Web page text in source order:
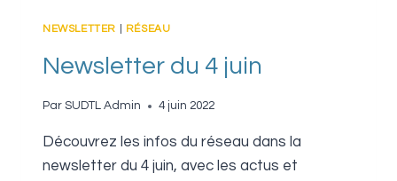
NEWSLETTER RÉSEAU
Newsletter du 4 juin
Par SUDTL Admin 4 juin 2022
Découvrez les infos du réseau dans la
newsletter du 4 juin, avec les actus et